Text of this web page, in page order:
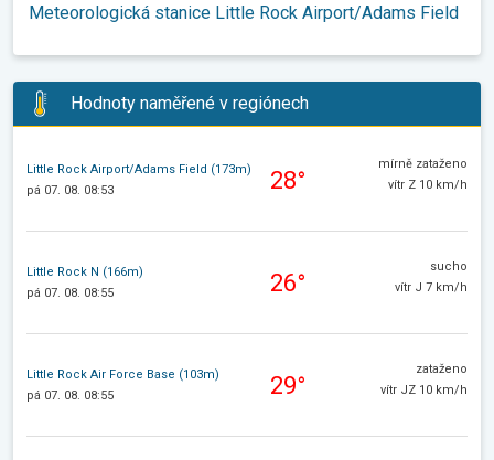
Meteorologická stanice Little Rock Airport/Adams Field
Hodnoty naměřené v regiónech
Little Rock Airport/Adams Field (173m)
pá 07. 08. 08:53
28°
mírně zataženo
vítr Z 10 km/h
Little Rock N (166m)
pá 07. 08. 08:55
26°
sucho
vítr J 7 km/h
Little Rock Air Force Base (103m)
pá 07. 08. 08:55
29°
zataženo
vítr JZ 10 km/h